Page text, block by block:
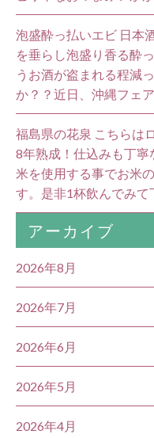
泡盛酔っ払いエビ 日本
を垂らし泡盛り香る酔
うお酒が盗まれる程減
か？？近日、沖縄フェ
福島県の花泉 こちらは
8年熟成！仕込みも丁寧
米を使用する事でお米
す。是非1杯飲んでみ
アーカイブ
2026年8月
2026年7月
2026年6月
2026年5月
2026年4月